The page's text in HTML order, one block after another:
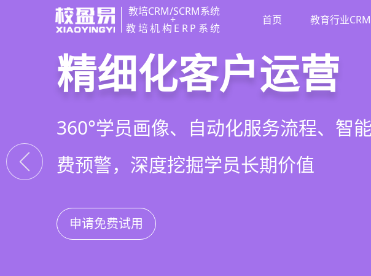
教培CRM/SCRM系统
+
教培机构ERP系统
首页 教育行业CRM
教培行业CRM
以学员为中心，打通从引流、转化、教
复购转介绍的全生命周期增长引擎
申请免费试用
智能销售漏斗
线索自动分配、标准化跟单、试听转
析，打造高绩效招生团队
申请免费试用
精细化客户运营
360°学员画像、自动化服务流程、智
费预警，深度挖掘学员长期价值
申请免费试用
私域招生与裂变
集成企微SCRM、小程序商城、丰富裂
具，实现低成本口碑增长
申请免费试用